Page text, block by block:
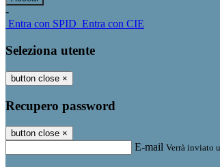
-
Entra con SPID Entra con CIE
Seleziona utente
button close ×
Recupero password
button close ×
E-mail Verrà inviato